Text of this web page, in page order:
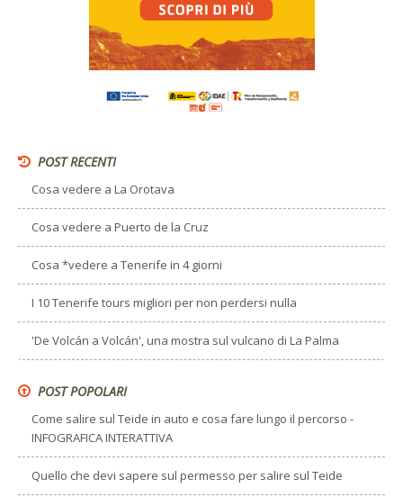
POST RECENTI
Cosa vedere a La Orotava
Cosa vedere a Puerto de la Cruz
Cosa *vedere a Tenerife in 4 giorni
I 10 Tenerife tours migliori per non perdersi nulla
'De Volcán a Volcán', una mostra sul vulcano di La Palma
POST POPOLARI
Come salire sul Teide in auto e cosa fare lungo il percorso -
INFOGRAFICA INTERATTIVA
Quello che devi sapere sul permesso per salire sul Teide